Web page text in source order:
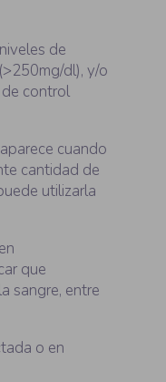
de
dl), y/o
control
cuando
cantidad de
utilizarla
que
sangre, entre
o en